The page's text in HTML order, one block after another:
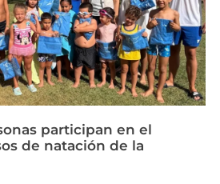
participan en el
de natación de la